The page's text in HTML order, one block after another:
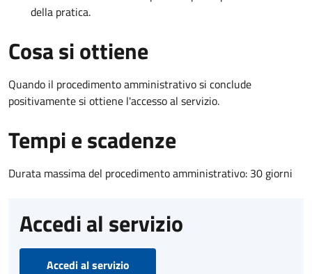
della pratica.
Cosa si ottiene
Quando il procedimento amministrativo si conclude
positivamente si ottiene l'accesso al servizio.
Tempi e scadenze
Durata massima del procedimento amministrativo: 30 giorni
Accedi al servizio
Accedi al servizio